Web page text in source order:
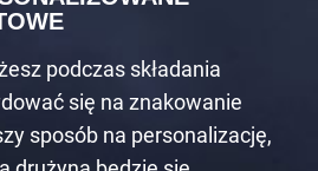
podczas składania
się na znakowanie
sposób na personalizację,